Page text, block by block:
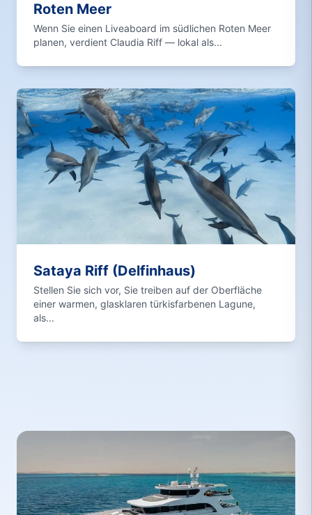
Roten Meer
Wenn Sie einen Liveaboard im südlichen Roten Meer
planen, verdient Claudia Riff — lokal als...
Sataya Riff (Delfinhaus)
Stellen Sie sich vor, Sie treiben auf der Oberfläche
einer warmen, glasklaren türkisfarbenen Lagune,
als...